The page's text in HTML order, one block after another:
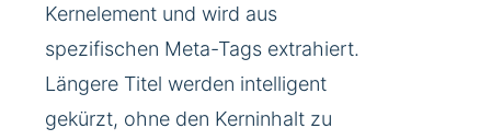
Kernelement und wird aus
spezifischen Meta-Tags extrahiert.
Längere Titel werden intelligent
gekürzt, ohne den Kerninhalt zu